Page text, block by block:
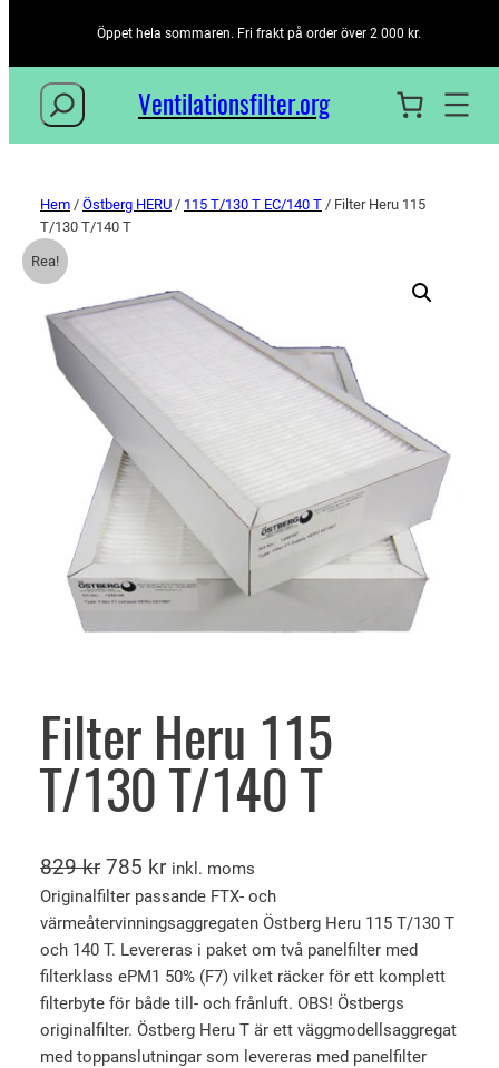
Öppet hela sommaren. Fri frakt på order över 2 000 kr.
Sök Ventilationsfilter­.org
Hem / Östberg HERU / 115 T/130 T EC/140 T / Filter Heru 115
T/130 T/140 T
Rea!
Filter Heru 115
T/130 T/140 T
829kr D
e
t
u
s
p
785 krD
e
t
n
v
a
inkl. moms
Originalfilter passande FTX- och
värmeåtervinningsaggregaten Östberg Heru 115 T/130 T
och 140 T. Levereras i paket om två panelfilter med
filterklass ePM1 50% (F7) vilket räcker för ett komplett
filterbyte för både till- och frånluft. OBS! Östbergs
originalfilter. Östberg Heru T är ett väggmodellsaggregat
med toppanslutningar som levereras med panelfilter